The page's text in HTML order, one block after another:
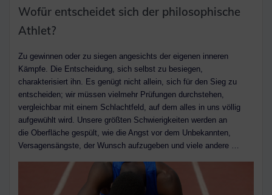
Wofür entscheidet sich der philosophische
Athlet?
Zu gewinnen oder zu siegen angesichts der eigenen inneren
Kämpfe. Die Entscheidung, sich selbst zu besiegen,
charakterisiert ihn. Es genügt nicht allein, sich für den Sieg zu
entscheiden; wir müssen vielmehr Prüfungen durchstehen,
vergleichbar mit einem Schlachtfeld, auf dem alles in uns völlig
aufgewühlt wird. Unsere größten Schwierigkeiten werden an
die Oberfläche gespült, wie die Angst vor dem Unbekannten,
Versagensängste, der Wunsch aufzugeben und viele andere …